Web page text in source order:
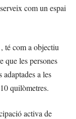
com un espai
té com a objectiu
que les persones
a les
quilòmetres.
activa de